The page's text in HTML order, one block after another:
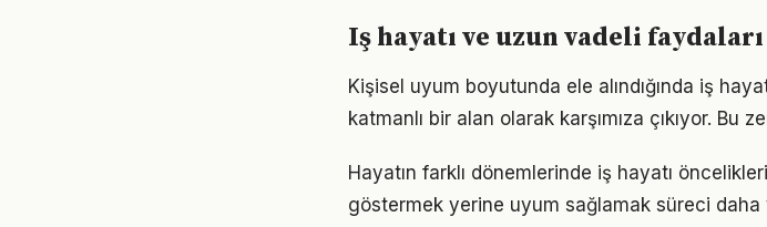
Iş hayatı ve uzun vadeli faydaları
Kişisel uyum boyutunda ele alındığında iş
katmanlı bir alan olarak karşımıza çıkıyor. Bu
Hayatın farklı dönemlerinde iş hayatı
göstermek yerine uyum sağlamak süreci daha